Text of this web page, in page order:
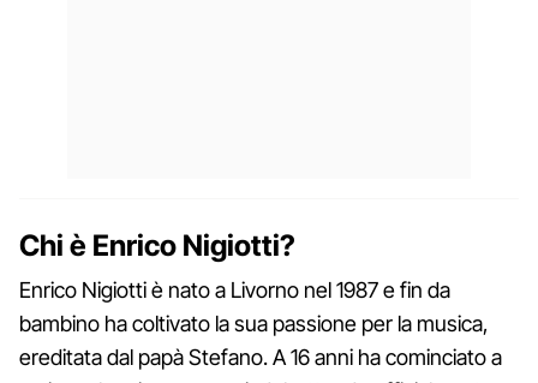
Chi è Enrico Nigiotti?
Enrico Nigiotti è nato a Livorno nel 1987 e fin da
bambino ha coltivato la sua passione per la musica,
ereditata dal papà Stefano. A 16 anni ha cominciato a